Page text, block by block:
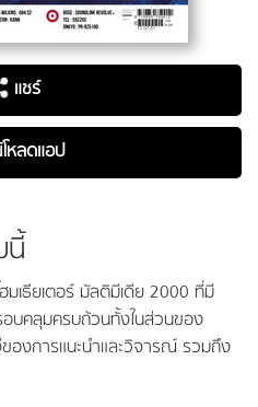
แชร์
หลดแอป
นี้
มเธียเตอร์ มัลติมีเดีย 2000 ที่มี
บคลุมครบถ้วนทั้งในส่วนของ
องการแนะนำและวิจารณ์ รวมถึง